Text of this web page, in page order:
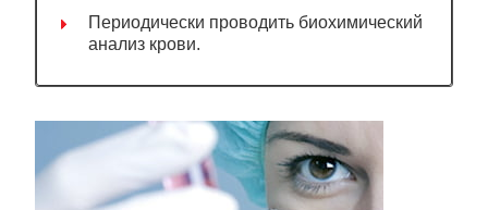
Периодически проводить биохимический
анализ крови.